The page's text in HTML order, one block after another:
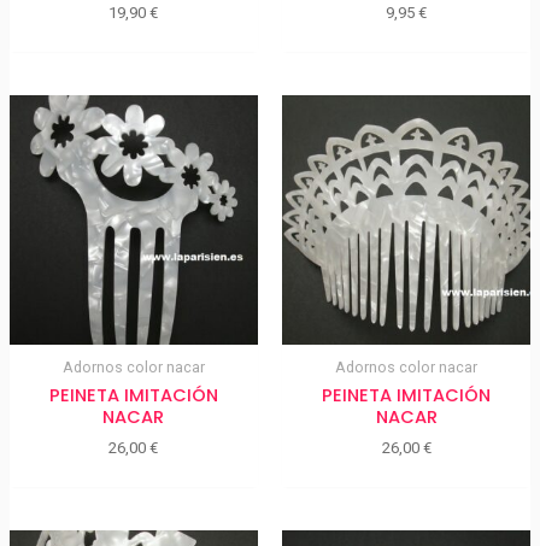
19,90€ 9,95€
Adornos color nacar
PEINETA IMITACIÓN
NACAR
26,00€
Adornos color nacar
PEINETA IMITACIÓN
NACAR
26,00 €